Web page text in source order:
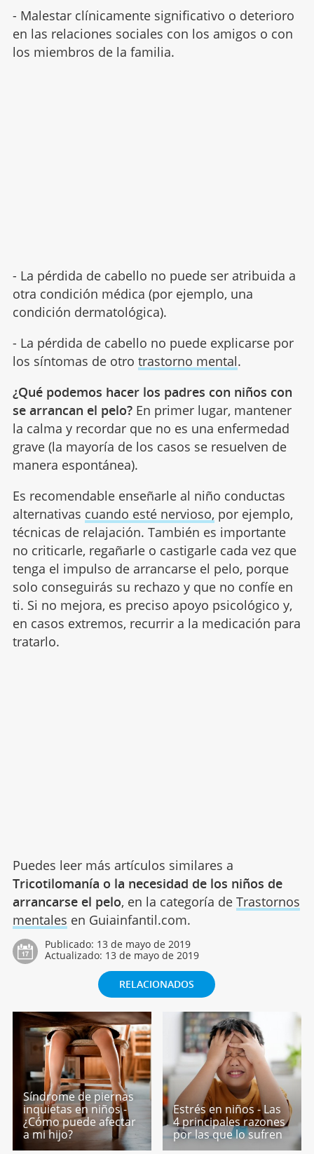
- Malestar clínicamente significativo o deterioro
en las relaciones sociales con los amigos o con
los miembros de la familia.
- La pérdida de cabello no puede ser atribuida a
otra condición médica (por ejemplo, una
condición dermatológica).
- La pérdida de cabello no puede explicarse por
los síntomas de otro trastorno mental.
¿Qué podemos hacer los padres con niños con
se arrancan el pelo? En primer lugar, mantener
la calma y recordar que no es una enfermedad
grave (la mayoría de los casos se resuelven de
manera espontánea).
Es recomendable enseñarle al niño conductas
alternativas cuando esté nervioso, por ejemplo,
técnicas de relajación. También es importante
no criticarle, regañarle o castigarle cada vez que
tenga el impulso de arrancarse el pelo, porque
solo conseguirás su rechazo y que no confíe en
ti. Si no mejora, es preciso apoyo psicológico y,
en casos extremos, recurrir a la medicación para
tratarlo.
Puedes leer más artículos similares a
Tricotilomanía o la necesidad de los niños de
arrancarse el pelo, en la categoría de Trastornos
mentales en Guiainfantil.com.
Publicado: 13 de mayo de 2019
Actualizado: 13 de mayo de 2019
RELACIONADOS
Síndrome de piernas
inquietas en niños -
¿Cómo puede afectar
a mi hijo?
Estrés en niños - Las
4 principales razones
por las que lo sufren